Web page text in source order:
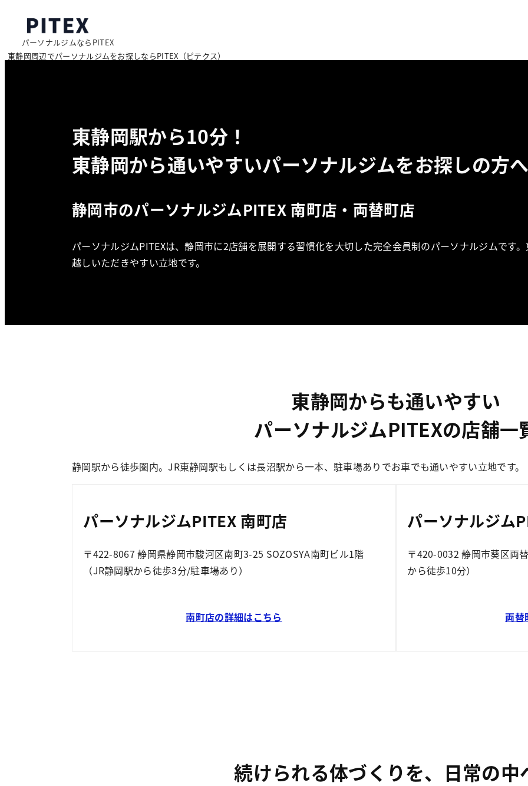
コ
パーソナルジムならPITEX
東静岡周辺でパーソナルジムをお探しならPITEX（ピテクス）
東静岡駅から10分！
東静岡から通いやすいパーソナルジムをお探しの方
静岡市のパーソナルジムPITEX 南町店・両替町店
パーソナルジムPITEXは、静岡市に2店舗を展開する習慣化を大切した完全会員制のパーソナルジムです
越しいただきやすい立地です。
東静岡からも通いやすい
パーソナルジムPITEXの店舗一
静岡駅から徒歩圏内。JR東静岡駅もしくは長沼駅から一本、駐車場ありでお車でも通いやすい立地です。
パーソナルジムPITEX 南町店
〒422-8067 静岡県静岡市駿河区南町3-25 SOZOSYA南町ビル1階
（JR静岡駅から徒歩3分/駐車場あり）
南町店の詳細はこちら
パーソナルジム
〒420-0032 静岡市葵区両
から徒歩10分）
両替
続けられる体づくりを、日常の中